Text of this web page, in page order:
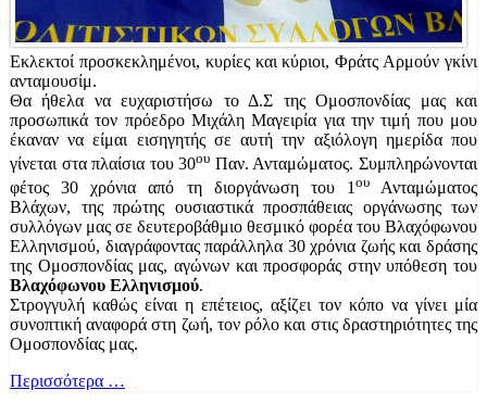
Εκλεκτοί προσκεκλημένοι, κυρίες και κύριοι, Φράτς Αρμούν γκίνι
ανταμουσίμ.
Θα ήθελα να ευχαριστήσω το Δ.Σ της Ομοσπονδίας μας και
προσωπικά τον πρόεδρο Μιχάλη Μαγειρία για την τιμή που μου
έκαναν να είμαι εισηγητής σε αυτή την αξιόλογη ημερίδα που
γίνεται στα πλαίσια του 30ου Παν. Ανταμώματος. Συμπληρώνονται
φέτος 30 χρόνια από τη διοργάνωση του 1 ουΑνταμώματος
Βλάχων, της πρώτης ουσιαστικά προσπάθειας οργάνωσης των
συλλόγων μας σε δευτεροβάθμιο θεσμικό φορέα του Βλαχόφωνου
Ελληνισμού, διαγράφοντας παράλληλα 30 χρόνια ζωής και δράσης
της Ομοσπονδίας μας, αγώνων και προσφοράς στην υπόθεση του
Βλαχόφωνου Ελληνισμού.
Στρογγυλή καθώς είναι η επέτειος, αξίζει τον κόπο να γίνει μία
συνοπτική αναφορά στη ζωή, τον ρόλο και στις δραστηριότητες της
Ομοσπονδίας μας.
Περισσότερα …